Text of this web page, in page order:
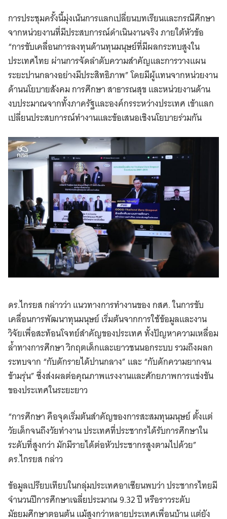
การประชุมครั้งนี้มุ่งเน้นการแลกเปลี่ยนบทเรียนและกรณีศึกษา
จากหน่วยงานที่มีประสบการณ์ดำเนินงานจริง ภายใต้หัวข้อ
“การขับเคลื่อนการลงทุนด้านทุนมนุษย์ที่มีผลกระทบสูงใน
ประเทศไทย ผ่านการจัดลำดับความสำคัญและการวางแผน
ระยะปานกลางอย่างมีประสิทธิภาพ” โดยมีผู้แทนจากหน่วยงาน
ด้านนโยบายสังคม การศึกษา สาธารณสุข และหน่วยงานด้าน
งบประมาณจากทั้งภาครัฐและองค์กรระหว่างประเทศ เข้าแลก
เปลี่ยนประสบการณ์ทำงานและข้อเสนอเชิงนโยบายร่วมกัน
ดร.ไกรยส กล่าวว่า แนวทางการทำงานของ กสศ. ในการขับ
เคลื่อนการพัฒนาทุนมนุษย์ เริ่มต้นจากการใช้ข้อมูลและงาน
วิจัยเพื่อสะท้อนโจทย์สำคัญของประเทศ ทั้งปัญหาความเหลื่อม
ล้ำทางการศึกษา วิกฤตเด็กและเยาวชนนอกระบบ รวมถึงผลก
ระทบจาก “กับดักรายได้ปานกลาง” และ “กับดักความยากจน
ข้ามรุ่น” ซึ่งส่งผลต่อคุณภาพแรงงานและศักยภาพการแข่งขัน
ของประเทศในระยะยาว
“การศึกษา คือจุดเริ่มต้นสำคัญของการสะสมทุนมนุษย์ ตั้งแต่
วัยเด็กจนถึงวัยทำงาน ประเทศที่ประชากรได้รับการศึกษาใน
ระดับที่สูงกว่า มักมีรายได้ต่อหัวประชากรสูงตามไปด้วย”
ดร.ไกรยส กล่าว
ข้อมูลเปรียบเทียบในกลุ่มประเทศอาเซียนพบว่า ประชากรไทยมี
จำนวนปีการศึกษาเฉลี่ยประมาณ 9.32 ปี หรือราวระดับ
มัธยมศึกษาตอนต้น แม้สูงกว่าหลายประเทศเพื่อนบ้าน แต่ยัง